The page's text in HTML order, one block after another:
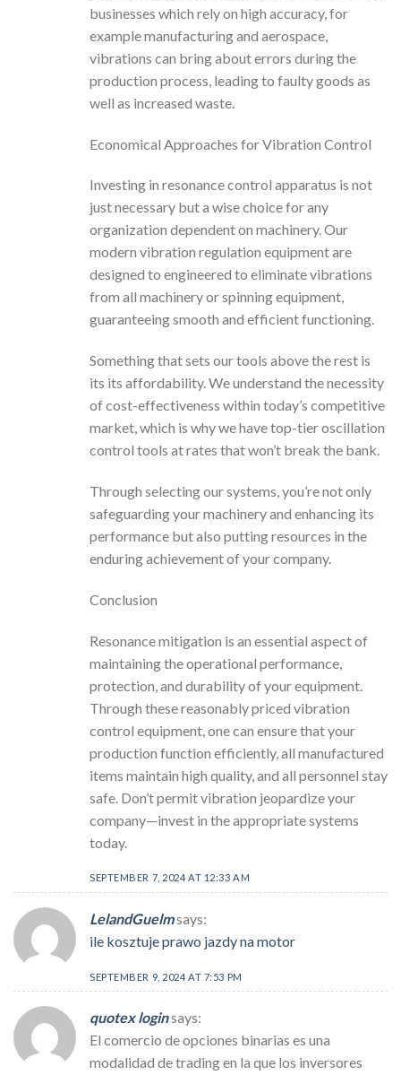
businesses which rely on high accuracy, for
example manufacturing and aerospace,
vibrations can bring about errors during the
production process, leading to faulty goods as
well as increased waste.
Economical Approaches for Vibration Control
Investing in resonance control apparatus is not
just necessary but a wise choice for any
organization dependent on machinery. Our
modern vibration regulation equipment are
designed to engineered to eliminate vibrations
from all machinery or spinning equipment,
guaranteeing smooth and efficient functioning.
Something that sets our tools above the rest is
its its affordability. We understand the necessity
of cost-effectiveness within today’s competitive
market, which is why we have top-tier oscillation
control tools at rates that won’t break the bank.
Through selecting our systems, you’re not only
safeguarding your machinery and enhancing its
performance but also putting resources in the
enduring achievement of your company.
Conclusion
Resonance mitigation is an essential aspect of
maintaining the operational performance,
protection, and durability of your equipment.
Through these reasonably priced vibration
control equipment, one can ensure that your
production function efficiently, all manufactured
items maintain high quality, and all personnel stay
safe. Don’t permit vibration jeopardize your
company—invest in the appropriate systems
today.
SEPTEMBER 7, 2024 AT 12:33 AM
LelandGuelmsays:
ile kosztuje prawo jazdy na motor
SEPTEMBER 9, 2024 AT 7:53 PM
quotex loginsays:
El comercio de opciones binarias es una
modalidad de trading en la que los inversores